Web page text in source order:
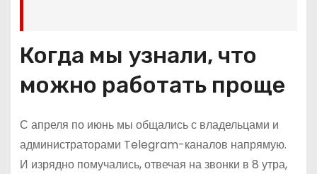
Когда мы узнали, что
можно работать проще
С апреля по июнь мы общались с владельцами и
администраторами Telegram-каналов напрямую.
И изрядно помучались, отвечая на звонки в 8 утра,